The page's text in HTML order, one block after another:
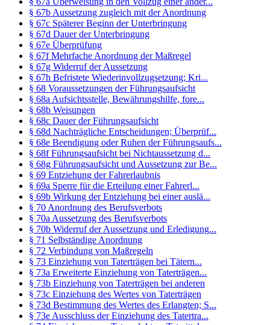
§ 67b Aussetzung zugleich mit der Anordnung
§ 67c Späterer Beginn der Unterbringung
§ 67d Dauer der Unterbringung
§ 67e Überprüfung
§ 67f Mehrfache Anordnung der Maßregel
§ 67g Widerruf der Aussetzung
§ 67h Befristete Wiederinvollzugsetzung; Kri...
§ 68 Voraussetzungen der Führungsaufsicht
§ 68a Aufsichtsstelle, Bewährungshilfe, fore...
§ 68b Weisungen
§ 68c Dauer der Führungsaufsicht
§ 68d Nachträgliche Entscheidungen; Überprüf...
§ 68e Beendigung oder Ruhen der Führungsaufs...
§ 68f Führungsaufsicht bei Nichtaussetzung d...
§ 68g Führungsaufsicht und Aussetzung zur Be...
§ 69 Entziehung der Fahrerlaubnis
§ 69a Sperre für die Erteilung einer Fahrerl...
§ 69b Wirkung der Entziehung bei einer auslä...
§ 70 Anordnung des Berufsverbots
§ 70a Aussetzung des Berufsverbots
§ 70b Widerruf der Aussetzung und Erledigung...
§ 71 Selbständige Anordnung
§ 72 Verbindung von Maßregeln
§ 73 Einziehung von Taterträgen bei Tätern...
§ 73a Erweiterte Einziehung von Taterträgen...
§ 73b Einziehung von Taterträgen bei anderen
§ 73c Einziehung des Wertes von Taterträgen
§ 73d Bestimmung des Wertes des Erlangten; S...
§ 73e Ausschluss der Einziehung des Tatertra...